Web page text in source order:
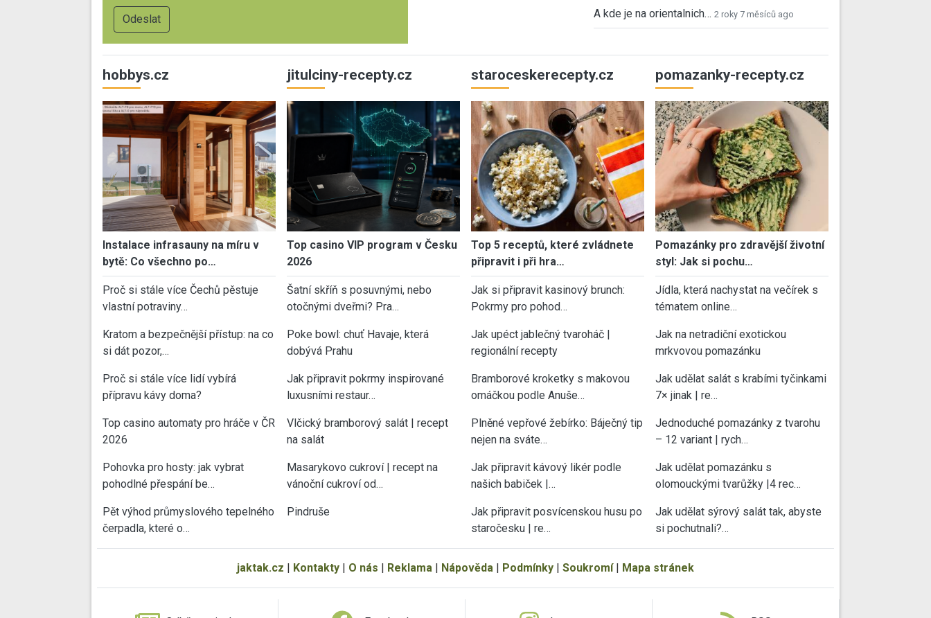
A kde je na orientalnich… 2 roky 7 měsíců ago
hobbys.cz
Instalace infrasauny na míru v
bytě: Co všechno po…
Proč si stále více Čechů pěstuje
vlastní potraviny…
Kratom a bezpečnější přístup: na co
si dát pozor,…
Proč si stále více lidí vybírá
přípravu kávy doma?
Top casino automaty pro hráče v ČR
2026
Pohovka pro hosty: jak vybrat
pohodlné přespání be…
Pět výhod průmyslového tepelného
čerpadla, které o…
jitulciny-recepty.cz
Top casino VIP program v Česku
2026
Šatní skříň s posuvnými, nebo
otočnými dveřmi? Pra…
Poke bowl: chuť Havaje, která
dobývá Prahu
Jak připravit pokrmy inspirované
luxusními restaur…
Vlčický bramborový salát | recept
na salát
Masarykovo cukroví | recept na
vánoční cukroví od…
Pindruše
staroceskerecepty.cz
Top 5 receptů, které zvládnete
připravit i při hra…
Jak si připravit kasinový brunch:
Pokrmy pro pohod…
Jak upéct jablečný tvaroháč |
regionální recepty
Bramborové kroketky s makovou
omáčkou podle Anuše…
Plněné vepřové žebírko: Báječný tip
nejen na sváte…
Jak připravit kávový likér podle
našich babiček |…
Jak připravit posvícenskou husu po
staročesku | re…
pomazanky-recepty.cz
Pomazánky pro zdravější životní
styl: Jak si pochu…
Jídla, která nachystat na večírek s
tématem online…
Jak na netradiční exotickou
mrkvovou pomazánku
Jak udělat salát s krabími tyčinkami
7× jinak | re…
Jednoduché pomazánky z tvarohu
– 12 variant | rych…
Jak udělat pomazánku s
olomouckými tvarůžky |4 rec…
Jak udělat sýrový salát tak, abyste
si pochutnali?…
jaktak.cz | Kontakty | O nás | Reklama | Nápověda | Podmínky | Soukromí| Mapa stránek